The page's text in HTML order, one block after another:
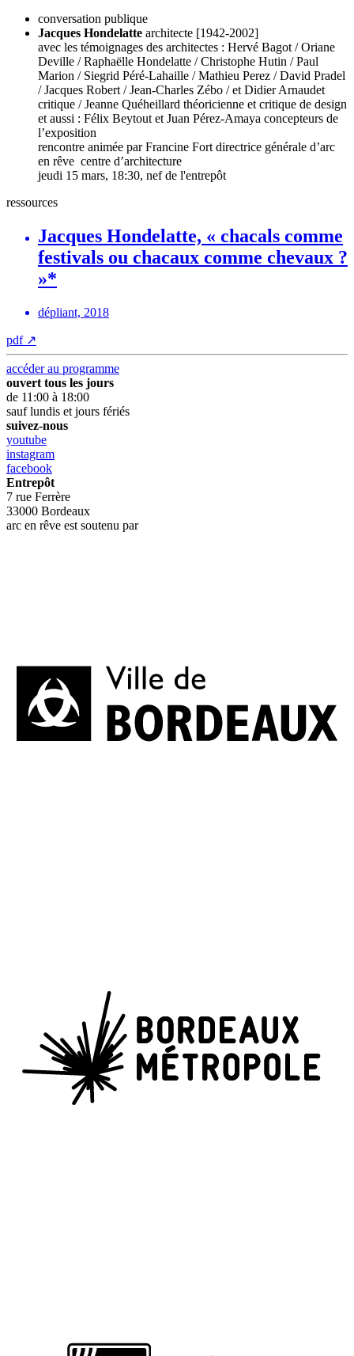
conversation publique
Jacques Hondelatte architecte [1942-2002]
avec les témoignages des architectes : Hervé Bagot / Oriane
Deville / Raphaëlle Hondelatte / Christophe Hutin / Paul
Marion / Siegrid Péré-Lahaille / Mathieu Perez / David Pradel
/ Jacques Robert / Jean-Charles Zébo / et Didier Arnaudet
critique / Jeanne Quéheillard théoricienne et critique de design
et aussi : Félix Beytout et Juan Pérez-Amaya concepteurs de
l’exposition
rencontre animée par Francine Fort directrice générale d’arc
en rêve centre d’architecture
jeudi 15 mars, 18:30, nef de l'entrepôt
ressources
Jacques Hondelatte, « chacals comme
festivals ou chacaux comme chevaux ?
»*
dépliant, 2018
pdf ↗
accéder au programme
ouvert tous les jours
de 11:00 à 18:00
sauf lundis et jours fériés
suivez-nous
youtube
instagram
facebook
Entrepôt
7 rue Ferrère
33000 Bordeaux
arc en rêve est soutenu par